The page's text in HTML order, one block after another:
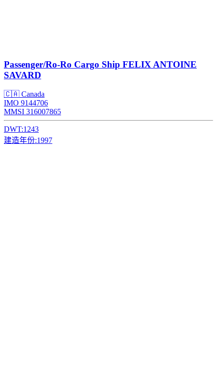
Passenger/Ro-Ro Cargo Ship FELIX ANTOINE
SAVARD
🇨🇦 Canada
IMO 9144706
MMSI 316007865
DWT:1243
建造年份:1997